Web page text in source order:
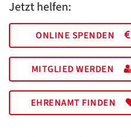
Jetzt helfen:
ONLINE SPENDEN
MITGLIED WERDEN
EHRENAMT FINDEN